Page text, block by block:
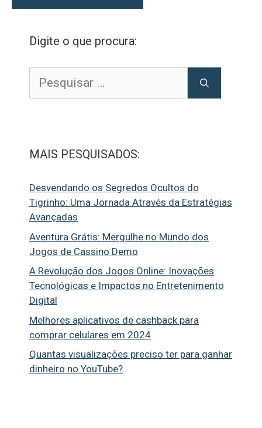
Digite o que procura:
por:
MAIS PESQUISADOS:
Desvendando os Segredos Ocultos do
Tigrinho: Uma Jornada Através da Estratégias
Avançadas
Aventura Grátis: Mergulhe no Mundo dos
Jogos de Cassino Demo
A Revolução dos Jogos Online: Inovações
Tecnológicas e Impactos no Entretenimento
Digital
Melhores aplicativos de cashback para
comprar celulares em 2024
Quantas visualizações preciso ter para ganhar
dinheiro no YouTube?